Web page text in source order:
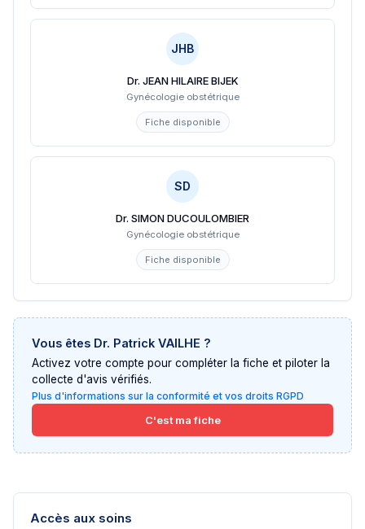
JHB
Dr. JEAN HILAIRE BIJEK
Gynécologie obstétrique
Fiche disponible
SD
Dr. SIMON DUCOULOMBIER
Gynécologie obstétrique
Fiche disponible
Vous êtes Dr. Patrick VAILHE ?
Activez votre compte pour compléter la fiche et piloter la
collecte d'avis vérifiés.
Plus d'informations sur la conformité et vos droits RGPD
C'est ma fiche
Accès aux soins